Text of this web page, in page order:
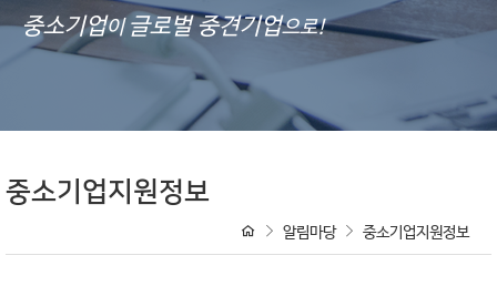
중소기업이 글로벌 중견기업으로!
중소기업지원정보
알림마당 중소기업지원정보